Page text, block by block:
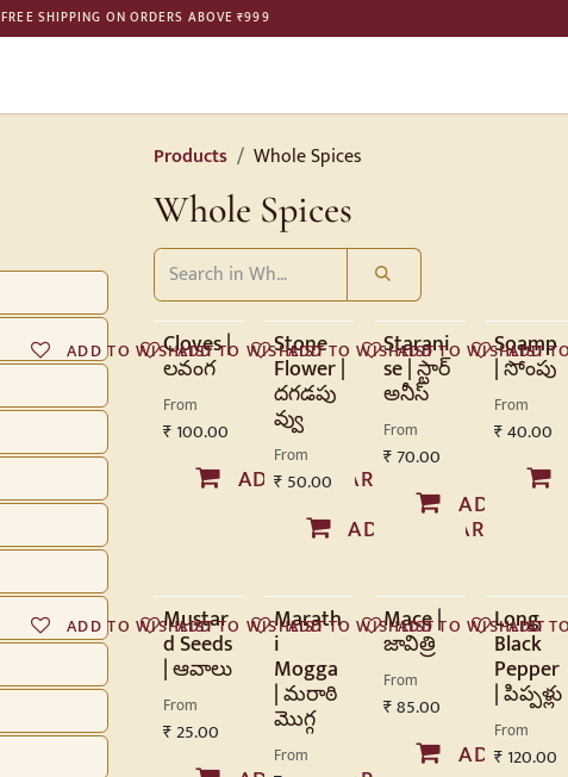
FREE SHIPPING ON ORDERS ABOVE ₹999
Products Whole Spices
Whole Spices
Cloves |
లవంగ
From
₹ 100.00
ADD TO CART
ADD TO WISHLIST Stone
Flower |
దగడపు
వ్వు
From
₹ 50.00
ADD TO CART
ADD TO WISHLIST Starani
se | స్టార్
అనీస్
From
₹70.00
ADD TO
ADD TO WISHLIST Soamp
| సోంపు
From
₹40.00
ADD TO WISHLIST
ADD
Mustar
d Seeds
| ఆవాలు
From
₹25.00
ADD TO WISHLIST Marath
i
Mogga
| మరాఠి
మొగ్గ
From
ADD TO WISHLIST Mace |
జావిత్రి
From
₹85.00
ADD TO
ADD TO WISHLIST Long
Black
Pepper
| పిప్పళ్లు
From
₹ 120.00
ADD TO WISHLIST
ADD